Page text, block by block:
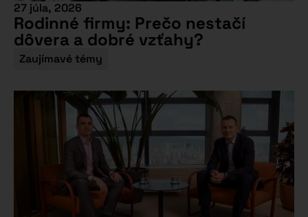
27 júla, 2026
Rodinné firmy: Prečo nestačí
dôvera a dobré vzťahy?
Zaujímavé témy